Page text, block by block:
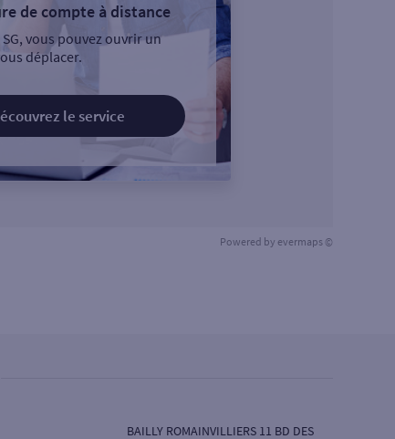
de compte à distance
SG, vous pouvez ouvrir un
déplacer.
le service
Powered by evermaps ©
BAILLY ROMAINVILLIERS 11 BD DES